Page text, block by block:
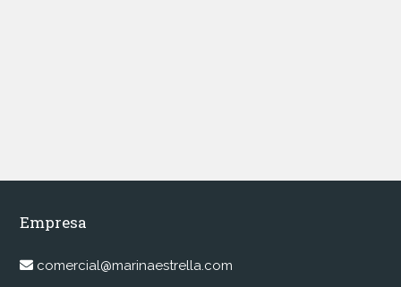
Empresa
comercial@marinaestrella.com